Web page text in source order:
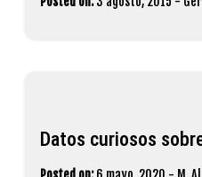
Datos curiosos